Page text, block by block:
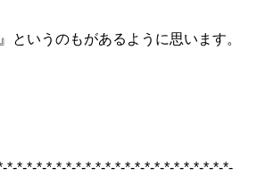
というのもがあるように思います。
*-*-*-*-*-*-*-*-*-*-*-*-*-*-*-*-*-*-*-*-*-*-*-